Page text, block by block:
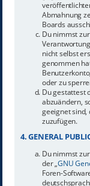
Abmahnung
Boards
Du nimmst
nicht selbst
genommen
oder zu
Du gestattest
abzuändern,
geeignet
zuzufügen.
4. GENERAL
Du nimmst
der „GNU
Foren-